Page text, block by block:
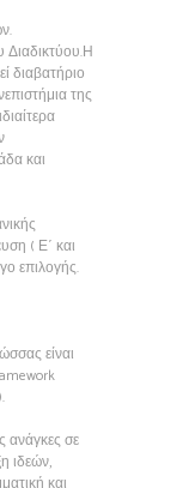
Διαδικτύου.Η
διαβατήριο
της
και
( Ε΄ και
επιλογής.
είναι
ανάγκες σε
ιδεών,